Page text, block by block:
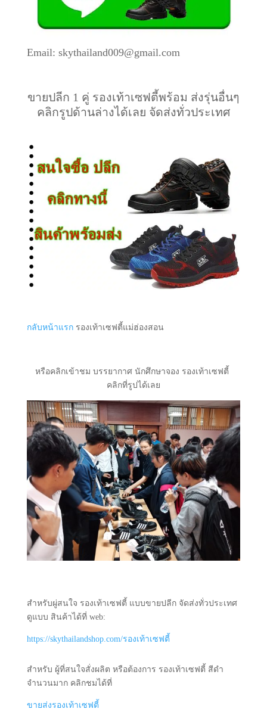
Email: skythailand009@gmail.com
ขายปลีก 1 คู่ รองเท้าเซฟตี้พร้อม ส่งรุ่นอื่นๆ
คลิกรูปด้านล่างได้เลย จัดส่งทั่วประเทศ
กลับหน้าแรกรองเท้าเซฟตี้แม่ฮ่องสอน
หรือคลิกเข้าชม บรรยากาศ นักศึกษาจอง รองเท้าเซฟตี้
คลิกที่รูปได้เลย
สำหรับผู่สนใจ รองเท้าเซฟตี้ แบบขายปลีก จัดส่งทั่วประเทศ
ดูแบบ สินค้าได้ที่ web:
https://skythailandshop.com/รองเท้าเซฟตี้
สำหรับ ผู้ที่สนใจสั่งผลิต หรือต้องการ รองเท้าเซฟตี้ สีดำ
จำนวนมาก คลิกชมได้ที่
ขายส่งรองเท้าเซฟตี้